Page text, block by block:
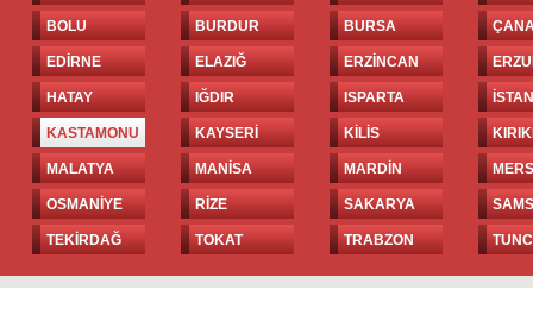
BOLU BURDUR BURSA
EDİRNE ELAZIĞ ERZİNCAN
HATAY IĞDIR ISPARTA
KASTAMONU KAYSERİ KİLİS
MALATYA MANİSA MARDİN
OSMANİYE RİZE SAKARYA
TEKİRDAĞ TOKAT TRABZON